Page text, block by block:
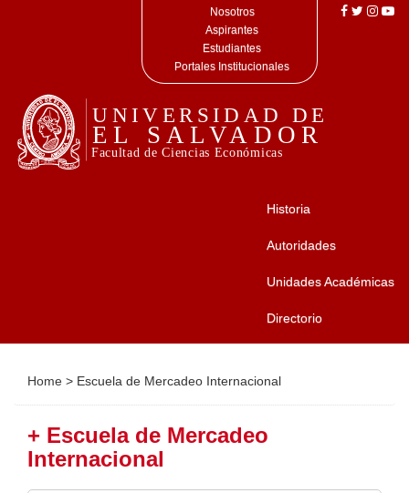
Nosotros
Aspirantes
Estudiantes
Portales Institucionales
Historia
Autoridades
Unidades Académicas
Directorio
Home > Escuela de Mercadeo Internacional
+ Escuela de Mercadeo
Internacional